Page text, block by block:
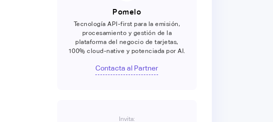
Pomelo
Tecnología API-first para la emisión,
procesamiento y gestión de la
plataforma del negocio de tarjetas,
100% cloud-native y potenciada por AI.
Contacta al Partner
Invita: